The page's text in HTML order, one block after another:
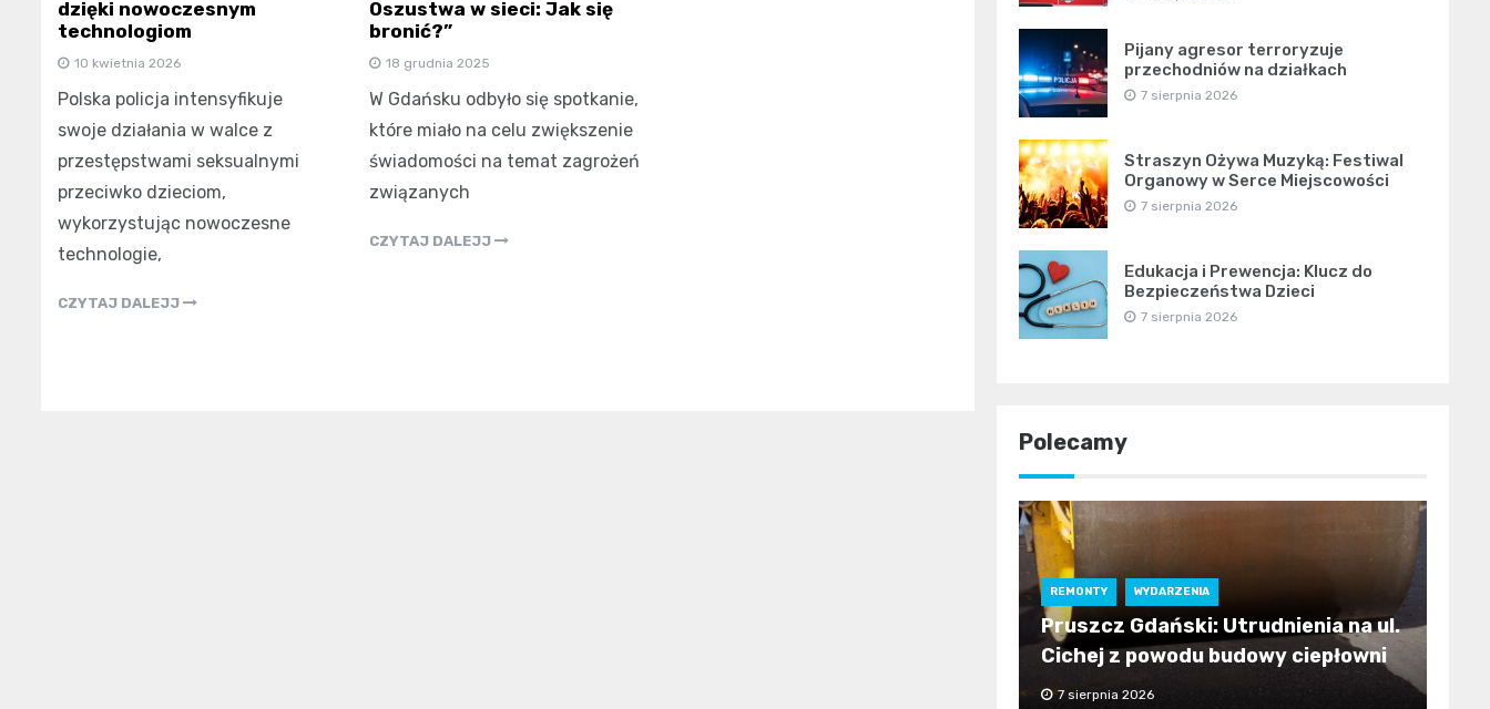
dzięki nowoczesnym
technologiom
10 kwietnia 2026
Polska policja intensyfikuje
swoje działania w walce z
przestępstwami seksualnymi
przeciwko dzieciom,
wykorzystując nowoczesne
technologie,
CZYTAJ DALEJJ
Oszustwa w sieci: Jak się
bronić?”
18 grudnia 2025
W Gdańsku odbyło się spotkanie,
które miało na celu zwiększenie
świadomości na temat zagrożeń
związanych
CZYTAJ DALEJJ
Pijany agresor terroryzuje
przechodniów na działkach
7 sierpnia 2026
Straszyn Ożywa Muzyką: Festiwal
Organowy w Serce Miejscowości
7 sierpnia 2026
Edukacja i Prewencja: Klucz do
Bezpieczeństwa Dzieci
7 sierpnia 2026
Polecamy
REMONTY WYDARZENIA
Pruszcz Gdański: Utrudnienia na ul.
Cichej z powodu budowy ciepłowni
7 sierpnia 2026